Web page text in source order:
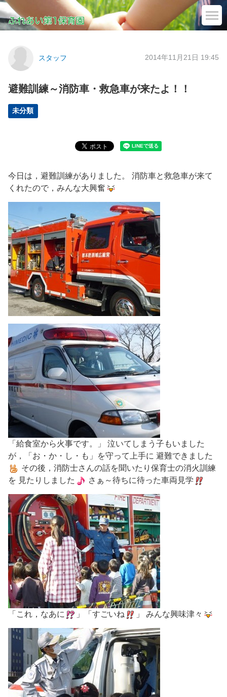
スタッフ 2014年11月21日 19:45
避難訓練～消防車・救急車が来たよ！！
未分類
今日は，避難訓練がありました。 消防車と救急車が来て
くれたので，みんな大興奮
「給食室から火事です。」 泣いてしまう子もいました
が，「お・か・し・も」を守って上手に 避難できました
その後，消防士さんの話を聞いたり保育士の消火訓練
を 見たりしました
さぁ～待ちに待った車両見学
「これ，なあに 」「すごいね 」 みんな興味津々